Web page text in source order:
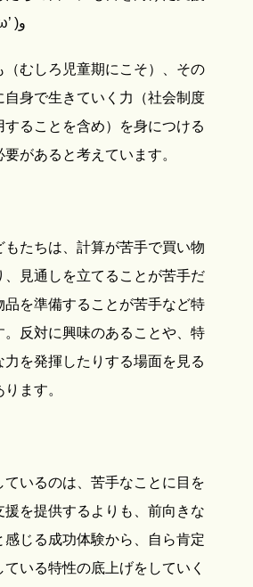
をしています٩( ‘ω’ )و
（むしろ児童期にこそ）、その
自身で生きていく力（社会制度
ることを含め）を身につける
があると考えています。
もたちは、計算が苦手で買い物
、見通しを立てることが苦手だ
品を準備することが苦手など特
。反対に興味のあることや、特
力を発揮したりする場面を見る
ます。
ているのは、苦手なことに目を
援を提供するよりも、前向きな
感じる成功体験から、自ら肯定
いる特性の底上げをしていく